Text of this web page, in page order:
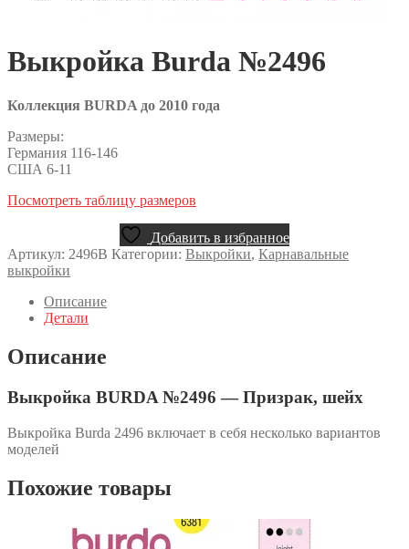
Выкройка Burda №2496
Коллекция BURDA до 2010 года
Размеры:
Германия 116-146
США 6-11
Посмотреть таблицу размеров
Добавить в избранное
Артикул: 2496B Категории: Выкройки, Карнавальные
выкройки
Описание
Детали
Описание
Выкройка BURDA №2496 — Призрак, шейх
Выкройка Burda 2496 включает в себя несколько вариантов
моделей
Похожие товары